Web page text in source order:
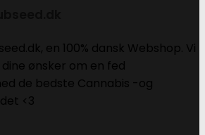
en 100% dansk Webshop. Vi
ønsker om en fed
de bedste Cannabis -og
<3